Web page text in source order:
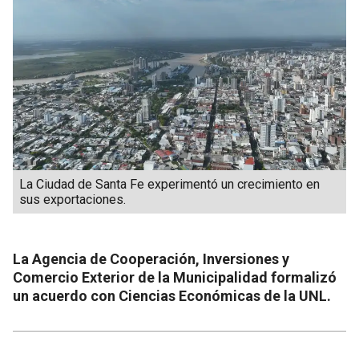
La Ciudad de Santa Fe experimentó un crecimiento en
sus exportaciones.
La Agencia de Cooperación, Inversiones y
Comercio Exterior de la Municipalidad formalizó
un acuerdo con Ciencias Económicas de la UNL.